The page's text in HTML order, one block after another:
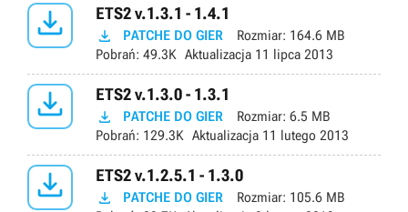
 ETS2 v.1.3.1 - 1.4.1
 PATCHE DO GIER Rozmiar: 164.6 MB
Pobrań: 49.3K Aktualizacja 11 lipca 2013
 ETS2 v.1.3.0 - 1.3.1
 PATCHE DO GIER Rozmiar: 6.5 MB
Pobrań: 129.3K Aktualizacja 11 lutego 2013
 ETS2 v.1.2.5.1 - 1.3.0
 PATCHE DO GIER Rozmiar: 105.6 MB